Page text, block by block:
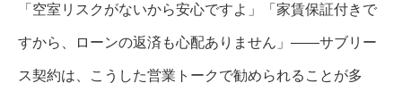
「空室リスクがないから安心ですよ」「家賃保証付きで
すから、ローンの返済も心配ありません」――サブリー
ス契約は、こうした営業トークで勧められることが多